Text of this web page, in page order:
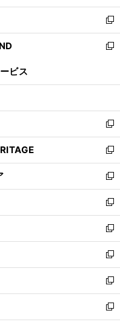
開
く
ウ
で
開
く
ン
ド
ウ
で
ウ
ィ
ン
ド
開
新
し
い
ン
ウ
で
開
く
新
ウ
ン
ド
ウ
で
開
く
ビス
新
し
い
ウ
ィ
ン
ド
ウ
で
開
く
新
し
い
ウ
ィ
ン
ド
ウ
で
開
く
新
し
い
ウ
ィ
ン
ド
ウ
で
開
く
新
し
い
ウ
ィ
ン
ド
ウ
で
開
新
し
い
ウ
ィ
ン
ド
新
し
い
ウ
ィ
新
し
い
新